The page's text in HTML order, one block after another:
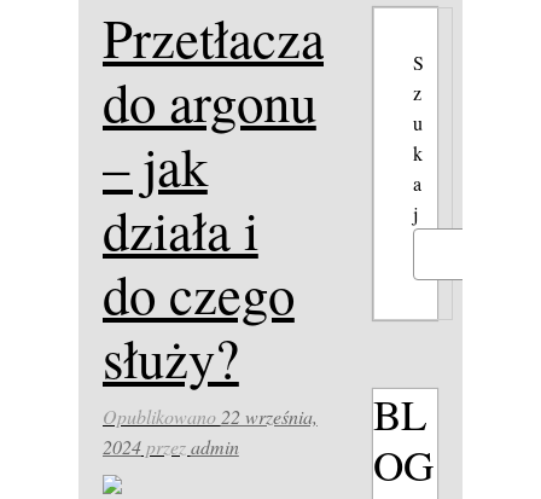
Przetłaczarka
do argonu
– jak
działa i
do czego
służy?
Opublikowano 22 września,
2024przezadmin
S
z
u
k
a
j
BL
OG